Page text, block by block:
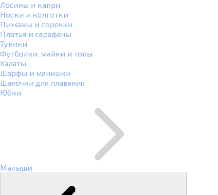
Лосины и капри
Носки и колготки
Пижамы и сорочки
Платья и сарафаны
Туники
Футболки, майки и топы
Халаты
Шарфы и манишки
Шапочки для плавания
Юбки
Малыши